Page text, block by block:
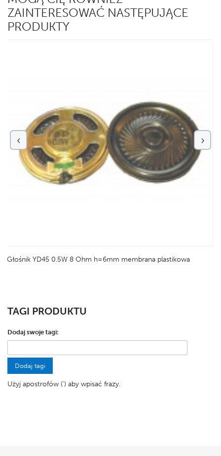
ZAINTERESOWAĆ NASTĘPUJĄCE
PRODUKTY
Głośnik YD45 0.5W 8 Ohm h=6mm membrana plastikowa
‹ ›
TAGI PRODUKTU
Dodaj swoje tagi:
Dodaj tagi
Użyj apostrofów (') aby wpisać frazy.